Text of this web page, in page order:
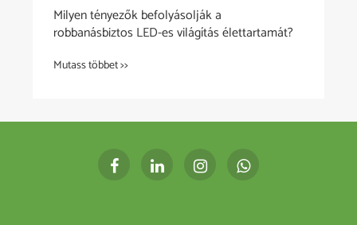
Milyen tényezők befolyásolják a
robbanásbiztos LED-es világítás élettartamát?
Mutass többet >>